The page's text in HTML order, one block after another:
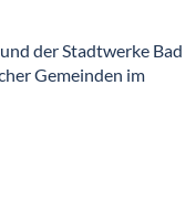
der Stadtwerke Bad
Gemeinden im